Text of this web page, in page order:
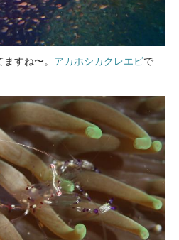
すね〜。 アカホシカクレエビで